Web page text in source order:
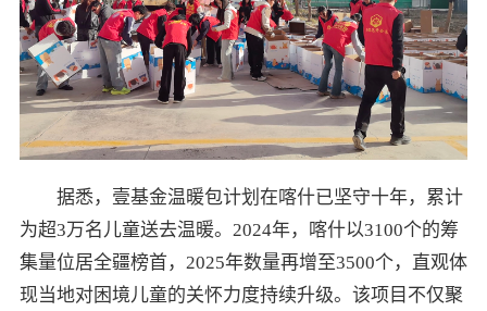
据悉，壹基金温暖包计划在喀什已坚守十年，累计
为超3万名儿童送去温暖。2024年，喀什以3100个的筹
集量位居全疆榜首，2025年数量再增至3500个，直观体
现当地对困境儿童的关怀力度持续升级。该项目不仅聚